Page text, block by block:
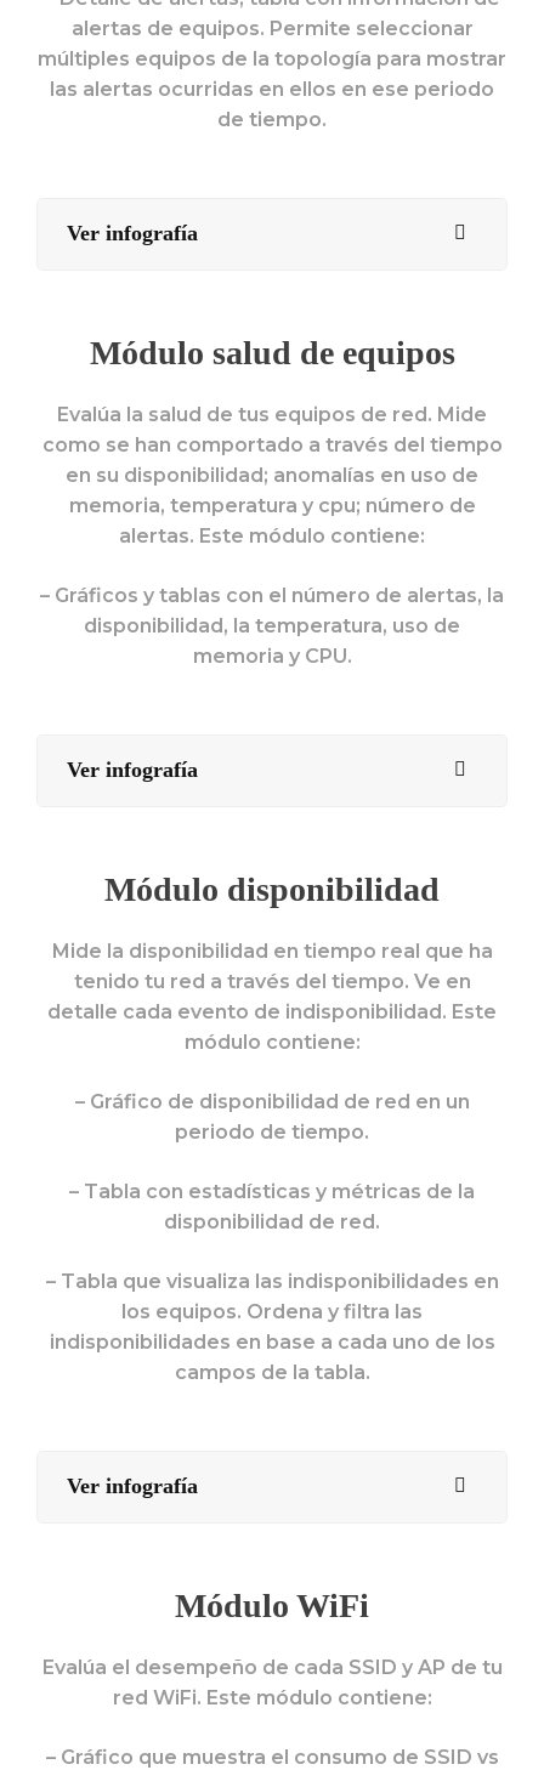
alertas de equipos. Permite seleccionar
múltiples equipos de la topología para mostrar
las alertas ocurridas en ellos en ese periodo
de tiempo.
Ver infografía
Módulo salud de equipos
Evalúa la salud de tus equipos de red. Mide
como se han comportado a través del tiempo
en su disponibilidad; anomalías en uso de
memoria, temperatura y cpu; número de
alertas. Este módulo contiene:
– Gráficos y tablas con el número de alertas, la
disponibilidad, la temperatura, uso de
memoria y CPU.
Ver infografía
Módulo disponibilidad
Mide la disponibilidad en tiempo real que ha
tenido tu red a través del tiempo. Ve en
detalle cada evento de indisponibilidad. Este
módulo contiene:
– Gráfico de disponibilidad de red en un
periodo de tiempo.
– Tabla con estadísticas y métricas de la
disponibilidad de red.
– Tabla que visualiza las indisponibilidades en
los equipos. Ordena y filtra las
indisponibilidades en base a cada uno de los
campos de la tabla.
Ver infografía
Módulo WiFi
Evalúa el desempeño de cada SSID y AP de tu
red WiFi. Este módulo contiene:
– Gráfico que muestra el consumo de SSID vs